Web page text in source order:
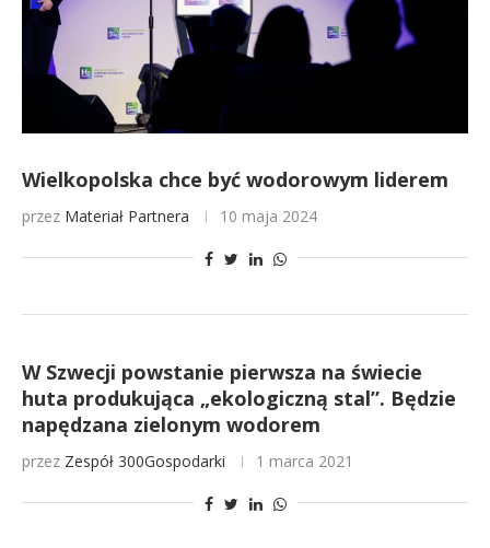
Wielkopolska chce być wodorowym liderem
przez Materiał Partnera 10 maja 2024
W Szwecji powstanie pierwsza na świecie
huta produkująca „ekologiczną stal”. Będzie
napędzana zielonym wodorem
przez Zespół 300Gospodarki 1 marca 2021